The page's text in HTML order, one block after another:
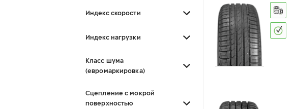
Индекс скорости
Индекс нагрузки
Класс шума
(евромаркировка)
Сцепление с мокрой
поверхностью